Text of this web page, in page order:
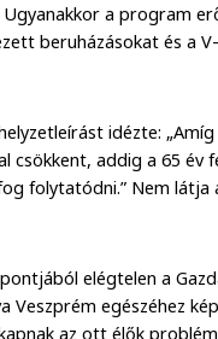
a program
beruházásokat és a
idézte:
csökkent, addig a 65 év
folytatódni.” Nem látja
elégtelen a
Veszprém egészéhez
az ott élők